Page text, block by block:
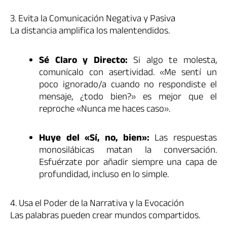
3. Evita la Comunicación Negativa y Pasiva
La distancia amplifica los malentendidos.
Sé Claro y Directo: Si algo te molesta,
comunícalo con asertividad. «Me sentí un
poco ignorado/a cuando no respondiste el
mensaje, ¿todo bien?» es mejor que el
reproche «Nunca me haces caso».
Huye del «Sí, no, bien»: Las respuestas
monosilábicas matan la conversación.
Esfuérzate por añadir siempre una capa de
profundidad, incluso en lo simple.
4. Usa el Poder de la Narrativa y la Evocación
Las palabras pueden crear mundos compartidos.